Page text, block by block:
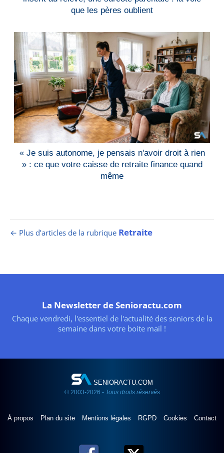
que les pères oublient
« Je suis autonome, je pensais n'avoir droit à rien
» : ce que votre caisse de retraite finance quand
même
← Plus d’articles de la rubrique Retraite
La Newsletter de Senioractu.com
Chaque vendredi, l'essentiel de l'actualité des seniors de la
semaine dans votre boite mail !
SENIORACTU.COM
© 2003-2026 - Tous droits réservés
À propos Plan du site Mentions légales RGPD Cookies Contact